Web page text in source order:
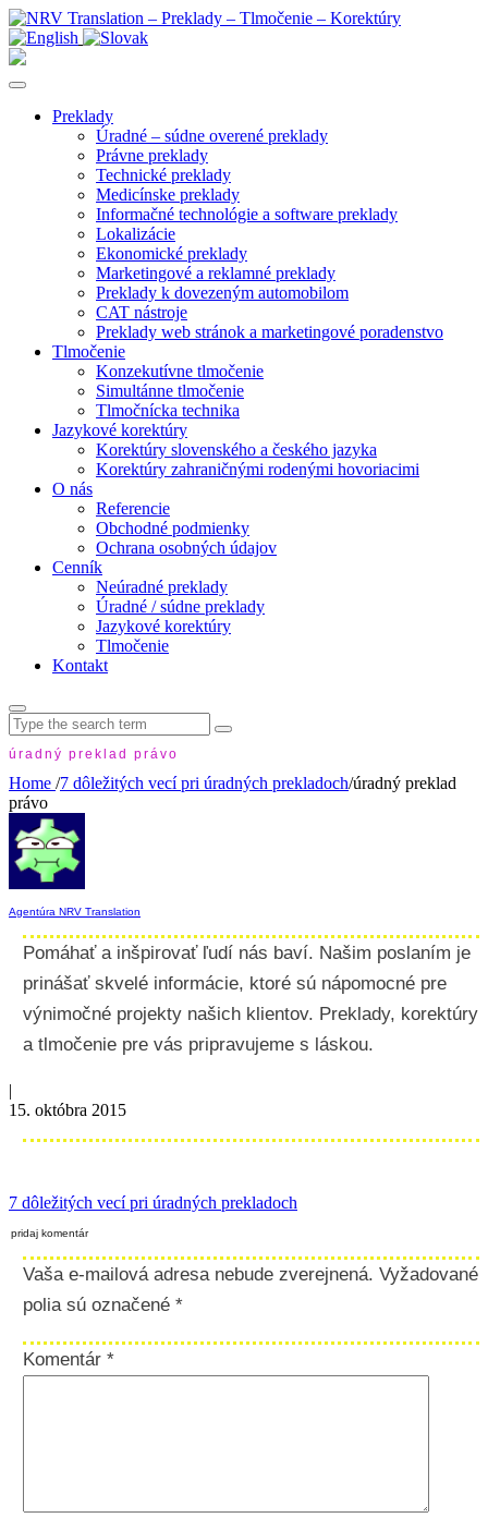
Preklady
Úradné – súdne overené preklady
Právne preklady
Technické preklady
Medicínske preklady
Informačné technológie a software preklady
Lokalizácie
Ekonomické preklady
Marketingové a reklamné preklady
Preklady k dovezeným automobilom
CAT nástroje
Preklady web stránok a marketingové poradenstvo
Tlmočenie
Konzekutívne tlmočenie
Simultánne tlmočenie
Tlmočnícka technika
Jazykové korektúry
Korektúry slovenského a českého jazyka
Korektúry zahraničnými rodenými hovoriacimi
O nás
Referencie
Obchodné podmienky
Ochrana osobných údajov
Cenník
Neúradné preklady
Úradné / súdne preklady
Jazykové korektúry
Tlmočenie
Kontakt
Search
for:
úradný preklad právo
Home /7 dôležitých vecí pri úradných prekladoch/úradný preklad
právo
Agentúra NRV Translation
Pomáhať a inšpirovať ľudí nás baví. Našim poslaním je
prinášať skvelé informácie, ktoré sú nápomocné pre
výnimočné projekty našich klientov. Preklady, korektúry
a tlmočenie pre vás pripravujeme s láskou.
|
15. októbra 2015
7 dôležitých vecí pri úradných prekladoch
pridaj komentár
Vaša e-mailová adresa nebude zverejnená. Vyžadované
polia sú označené *
Komentár *